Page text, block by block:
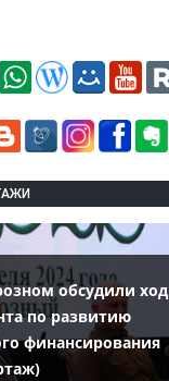
обсудили ход
по развитию
финансирования